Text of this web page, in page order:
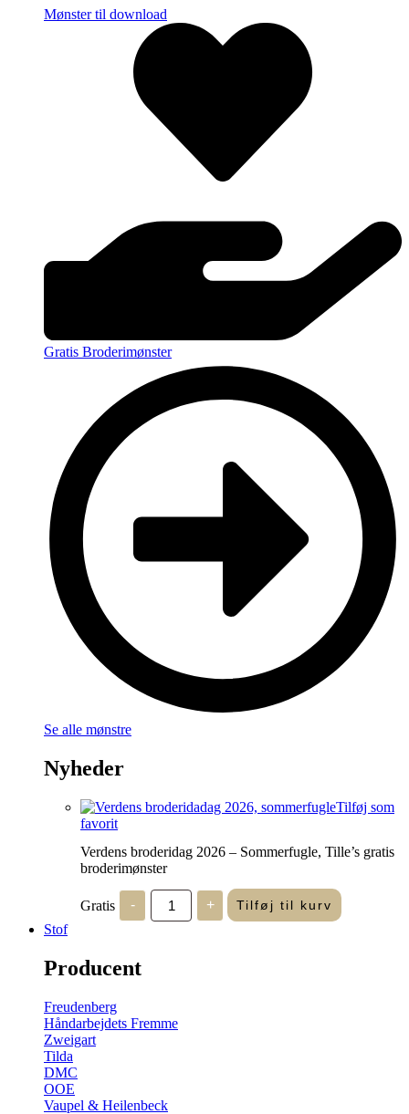
Mønster til download
Gratis Broderimønster
Se alle mønstre
Nyheder
Tilføj som
favorit
Verdens broderidag 2026 – Sommerfugle, Tille’s gratis
broderimønster
Gratis -
Verdens
broderidag
2026
+ Tilføj til kurv
Stof
Producent
Freudenberg
Håndarbejdets Fremme
Zweigart
Tilda
DMC
OOE
Vaupel & Heilenbeck